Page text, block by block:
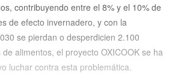
contribuyendo entre el 8% y el 10% de
de efecto invernadero, y con la
se pierdan o desperdicien 2.100
alimentos, el proyecto OXICOOK se ha
luchar contra esta problemática.